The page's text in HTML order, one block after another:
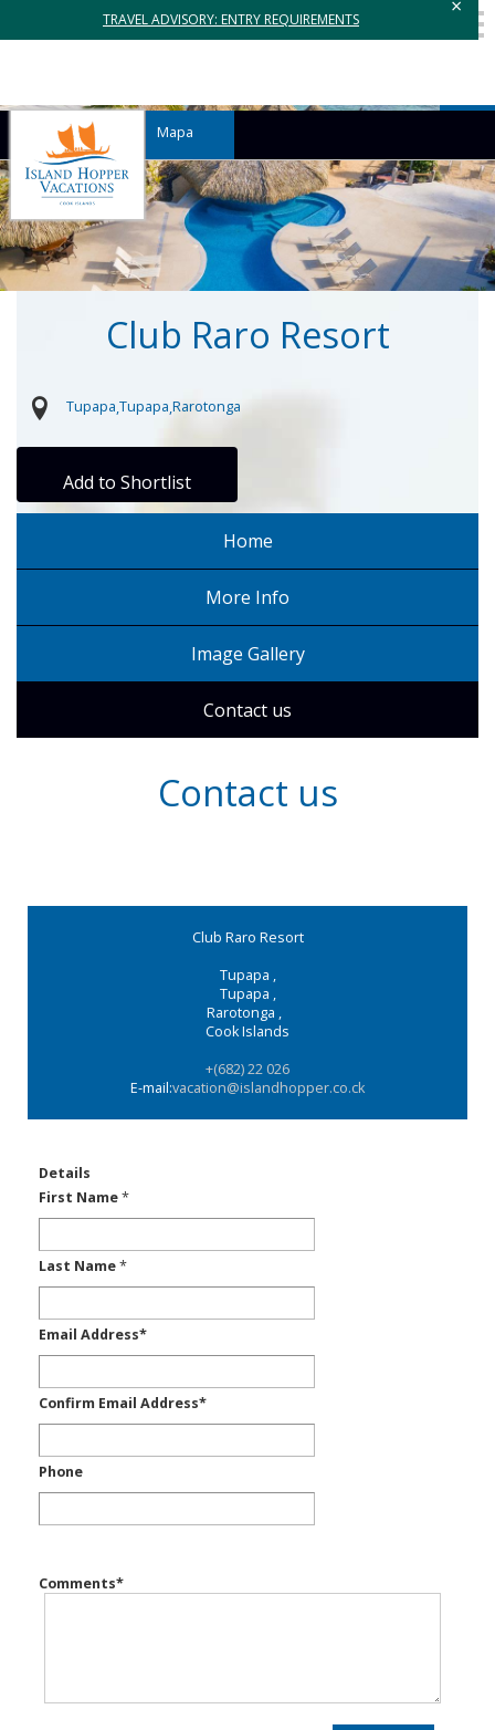
TRAVEL ADVISORY: ENTRY REQUIREMENTS
×
Mapa
Club Raro Resort
Tupapa Tupapa Rarotonga
Add to Shortlist
Home
More Info
Image Gallery
Contact us
Contact us
Details
First Name*
Last Name*
Email Address*
Confirm Email Address*
Phone
Comments*
Club Raro Resort
Tupapa ,
Tupapa ,
Rarotonga ,
Cook Islands
+(682) 22 026
E-mail:vacation@islandhopper.co.ck